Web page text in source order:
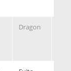
Dragon